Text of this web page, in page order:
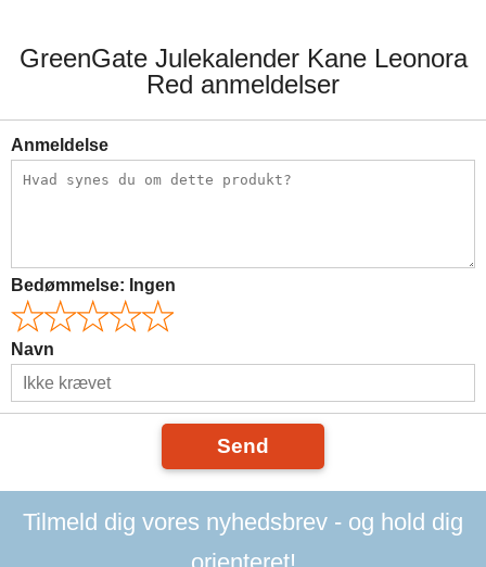
GreenGate Julekalender Kane Leonora
Red anmeldelser
Anmeldelse
Bedømmelse: Ingen
Navn
Send
Tilmeld dig vores nyhedsbrev - og hold dig